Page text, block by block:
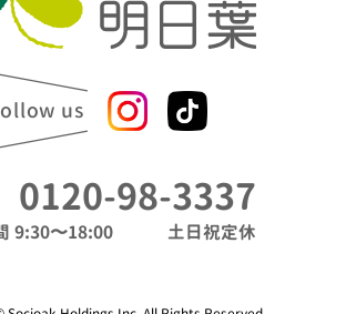
us
0120-98-3337
9:30〜18:00 土日祝定休